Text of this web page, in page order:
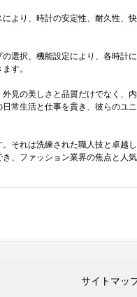
より、時計の安定性、耐久性、
選択、機能設定により、各時計
す。
見の美しさと品質だけでなく、
常生活と仕事を貫き、彼らのユ
それは洗練された職人技と卓越
、ファッション業界の焦点と人
サイトマッ